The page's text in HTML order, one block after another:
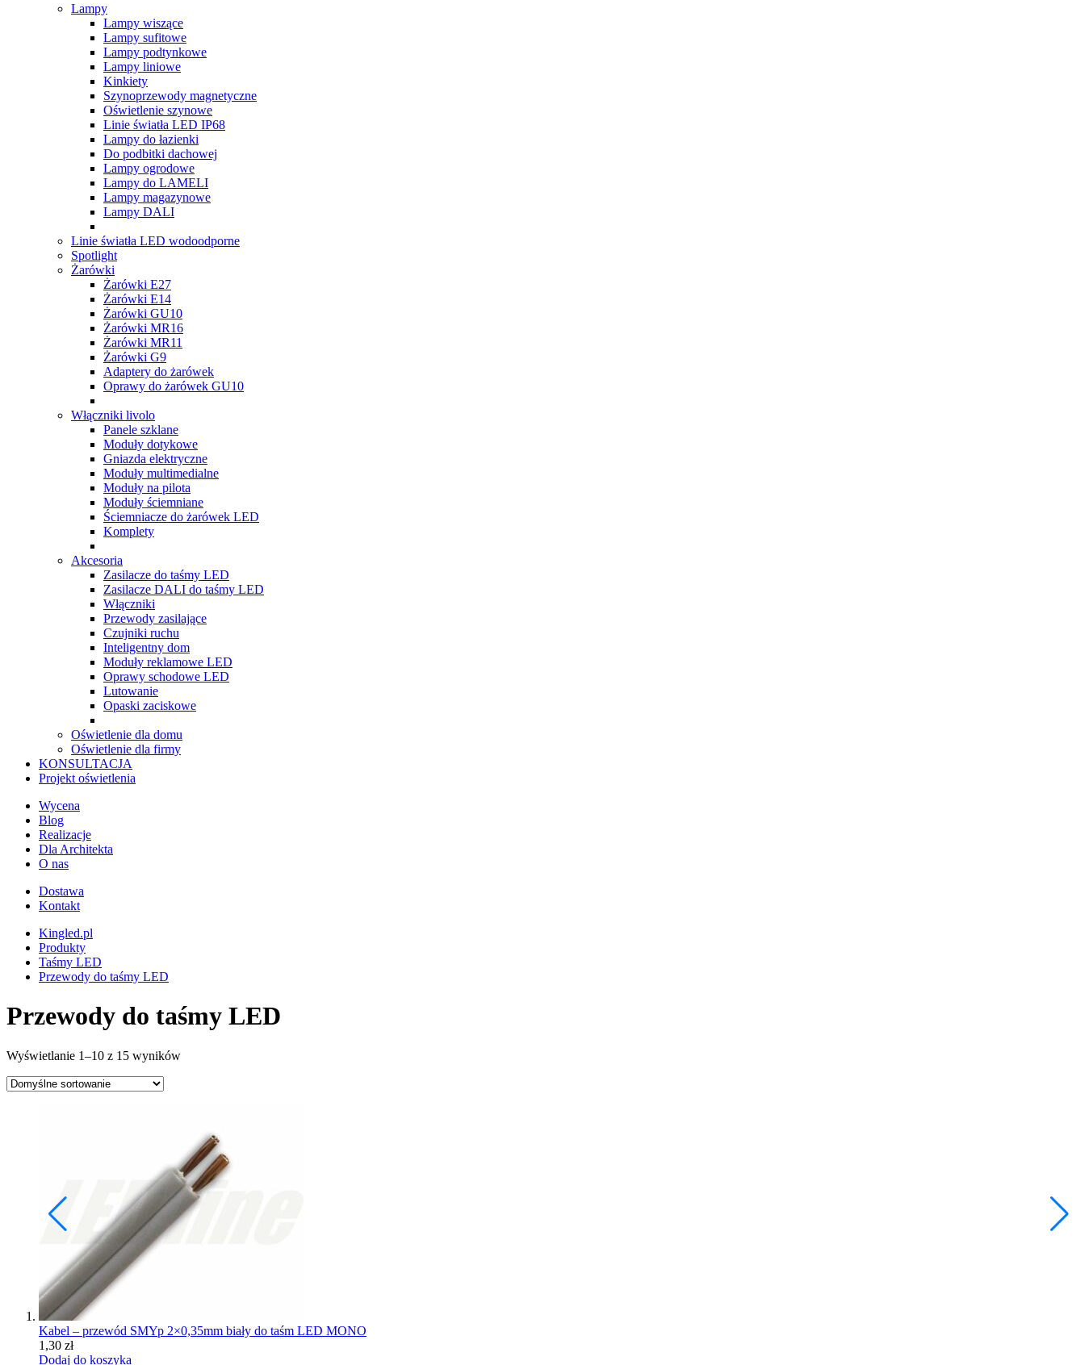
Lampy
Lampy wiszące
Lampy sufitowe
Lampy podtynkowe
Lampy liniowe
Kinkiety
Szynoprzewody magnetyczne
Oświetlenie szynowe
Linie światła LED IP68
Lampy do łazienki
Do podbitki dachowej
Lampy ogrodowe
Lampy do LAMELI
Lampy magazynowe
Lampy DALI
Linie światła LED wodoodporne
Spotlight
Żarówki
Żarówki E27
Żarówki E14
Żarówki GU10
Żarówki MR16
Żarówki MR11
Żarówki G9
Adaptery do żarówek
Oprawy do żarówek GU10
Włączniki livolo
Panele szklane
Moduły dotykowe
Gniazda elektryczne
Moduły multimedialne
Moduły na pilota
Moduły ściemniane
Ściemniacze do żarówek LED
Komplety
Akcesoria
Zasilacze do taśmy LED
Zasilacze DALI do taśmy LED
Włączniki
Przewody zasilające
Czujniki ruchu
Inteligentny dom
Moduły reklamowe LED
Oprawy schodowe LED
Lutowanie
Opaski zaciskowe
Oświetlenie dla domu
Oświetlenie dla firmy
KONSULTACJA
Projekt oświetlenia
Wycena
Blog
Realizacje
Dla Architekta
O nas
Dostawa
Kontakt
Kingled.pl
Produkty
Taśmy LED
Przewody do taśmy LED
Przewody do taśmy LED
Wyświetlanie 1–10 z 15 wyników
Kabel – przewód SMYp 2×0,35mm biały do taśm LED MONO
1,30 zł
Dodaj do koszyka